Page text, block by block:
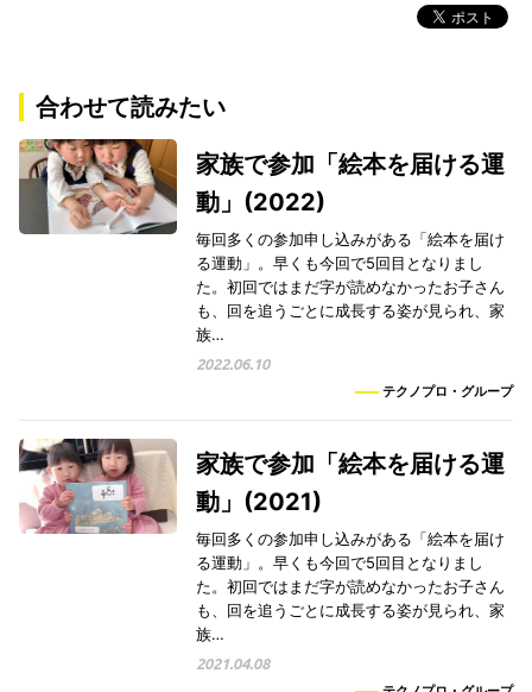
合わせて読みたい
家族で参加「絵本を届ける運
動」(2022)
毎回多くの参加申し込みがある「絵本を届け
る運動」。早くも今回で5回目となりまし
た。初回ではまだ字が読めなかったお子さん
も、回を追うごとに成長する姿が見られ、家
族…
2022.06.10
テクノプロ・グループ
家族で参加「絵本を届ける運
動」(2021)
毎回多くの参加申し込みがある「絵本を届け
る運動」。早くも今回で5回目となりまし
た。初回ではまだ字が読めなかったお子さん
も、回を追うごとに成長する姿が見られ、家
族…
2021.04.08